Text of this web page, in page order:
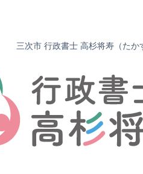
三次市 行政書士 高杉将寿（たか